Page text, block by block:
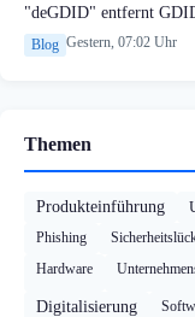
"deGDID" entfernt
Blog Gestern, 07:02 Uhr
Themen
Produkteinführung
Phishing
Hardware
Digitalisierung